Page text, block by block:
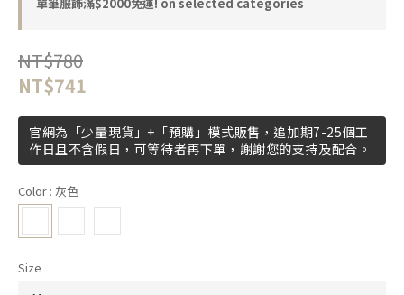
NT$780
NT$741
官網為「少量現貨」+「預購」模式販售，追加期7-25個工
作日且不含假日，可等待者再下單，謝謝您的支持及配合。
Color : 灰色
Size